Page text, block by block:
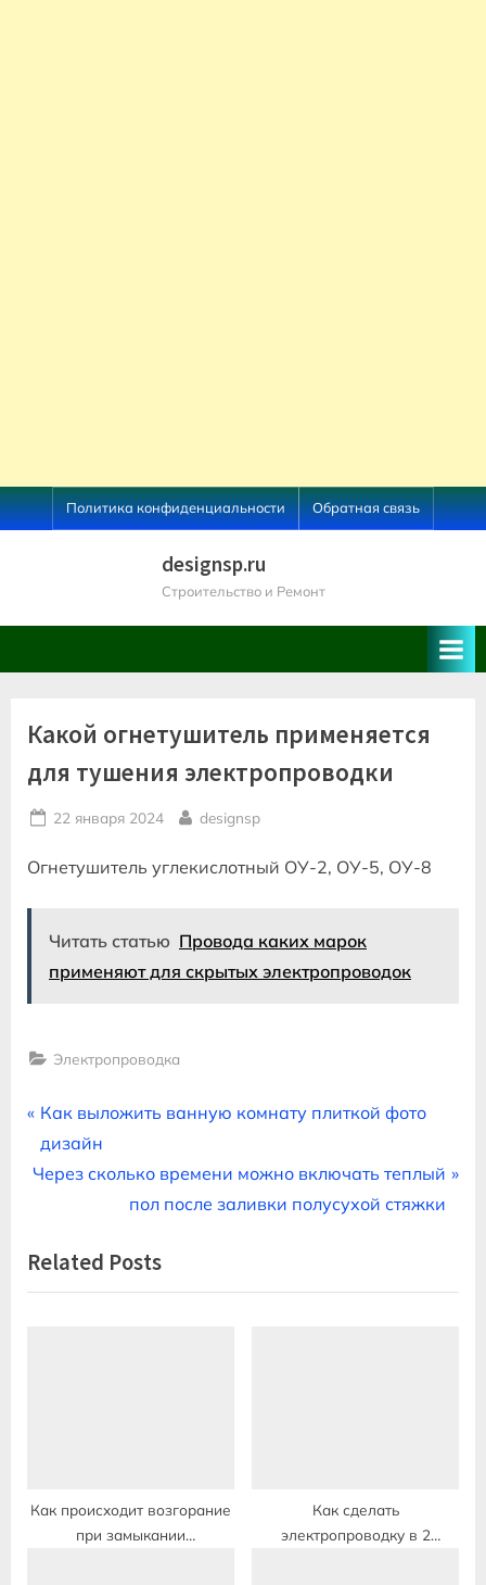
Skip
to
Политика конфиденциальности Обратная связь
designsp.ru
Строительство и Ремонт
Какой огнетушитель применяется
для тушения электропроводки
Posted
22 января 2024 By
designsp
Огнетушитель углекислотный ОУ-2, ОУ-5, ОУ-8
Читать статью Провода каких марок
применяют для скрытых электропроводок
Электропроводка
Навигация
по
записям
P
r
e
o
u
Как выложить ванную комнату плиткой фото
дизайн
N
t
P
Через сколько времени можно включать теплый
пол после заливки полусухой стяжки
Related Posts
Как происходит возгорание
при замыкании
Как сделать
электропроводку в 2